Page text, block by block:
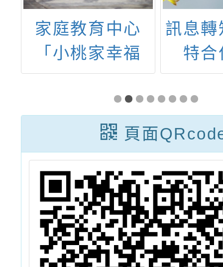
家庭教育中心
「小桃家幸福
Podcast」、
「蛇來蛇去家和
樂聚過好年」海
報
訊息
特合
『正』
向行
入校
頁面